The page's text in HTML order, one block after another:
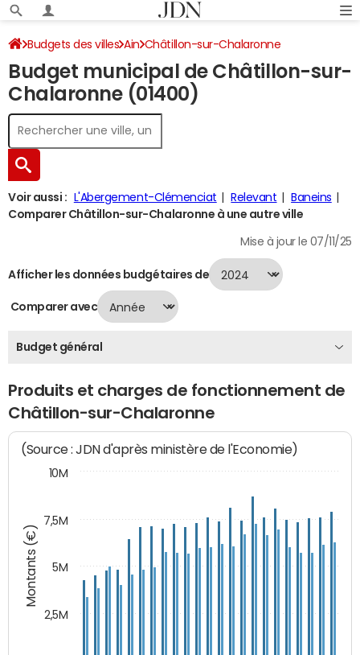
Budgets des villes Ain Châtillon-sur-Chalaronne
Budget 2024
Budget municipal de Châtillon-sur-
Chalaronne (01400)
Voir aussi : L'Abergement-Clémenciat Relevant
Baneins
Comparer Châtillon-sur-Chalaronne à une autre ville
Mise à jour le 07/11/25
Afficher les données budgétaires de
Comparer avec
Budget général
Produits et charges de fonctionnement de
Châtillon-sur-Chalaronne
Montants (€)
(Source : JDN d'après ministère de l'Economie)
2,5M
5M
7,5M
10M